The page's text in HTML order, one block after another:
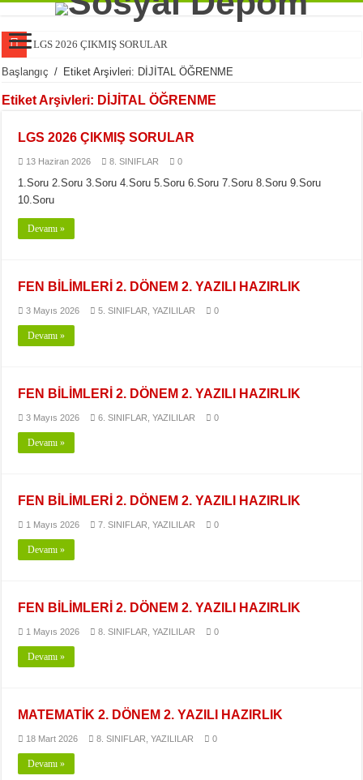
LGS 2026 ÇIKMIŞ SORULAR
FEN BİLİMLERİ 2. DÖNEM 2. YAZILI HAZIRLIK
FEN BİLİMLERİ 2. DÖNEM 2. YAZILI HAZIRLIK
FEN BİLİMLERİ 2. DÖNEM 2. YAZILI HAZIRLIK
MATEMATİK 2. DÖNEM 2. YAZILI HAZIRLIK
MATEMATİK 2. DÖNEM 2. YAZILI HAZIRLIK
MATEMATİK 2. DÖNEM 2. YAZILI HAZIRLIK
Başlangıç / Etiket Arşivleri: DİJİTAL ÖĞRENME
Etiket Arşivleri: DİJİTAL ÖĞRENME
LGS 2026 ÇIKMIŞ SORULAR
13 Haziran 2026 8. SINIFLAR 0
1.Soru 2.Soru 3.Soru 4.Soru 5.Soru 6.Soru 7.Soru 8.Soru 9.Soru
10.Soru
Devamı »
FEN BİLİMLERİ 2. DÖNEM 2. YAZILI HAZIRLIK
3 Mayıs 2026 5. SINIFLAR ,YAZILILAR 0
Devamı »
FEN BİLİMLERİ 2. DÖNEM 2. YAZILI HAZIRLIK
3 Mayıs 2026 6. SINIFLAR ,YAZILILAR 0
Devamı »
FEN BİLİMLERİ 2. DÖNEM 2. YAZILI HAZIRLIK
1 Mayıs 2026 7. SINIFLAR ,YAZILILAR 0
Devamı »
FEN BİLİMLERİ 2. DÖNEM 2. YAZILI HAZIRLIK
1 Mayıs 2026 8. SINIFLAR ,YAZILILAR 0
Devamı »
MATEMATİK 2. DÖNEM 2. YAZILI HAZIRLIK
18 Mart 2026 8. SINIFLAR ,YAZILILAR 0
Devamı »